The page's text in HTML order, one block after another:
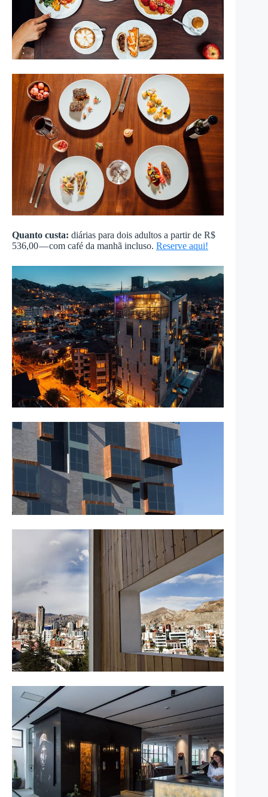
Quanto custa: diárias para dois adultos a partir de R$
536,00 — com café da manhã incluso. Reserve aqui!